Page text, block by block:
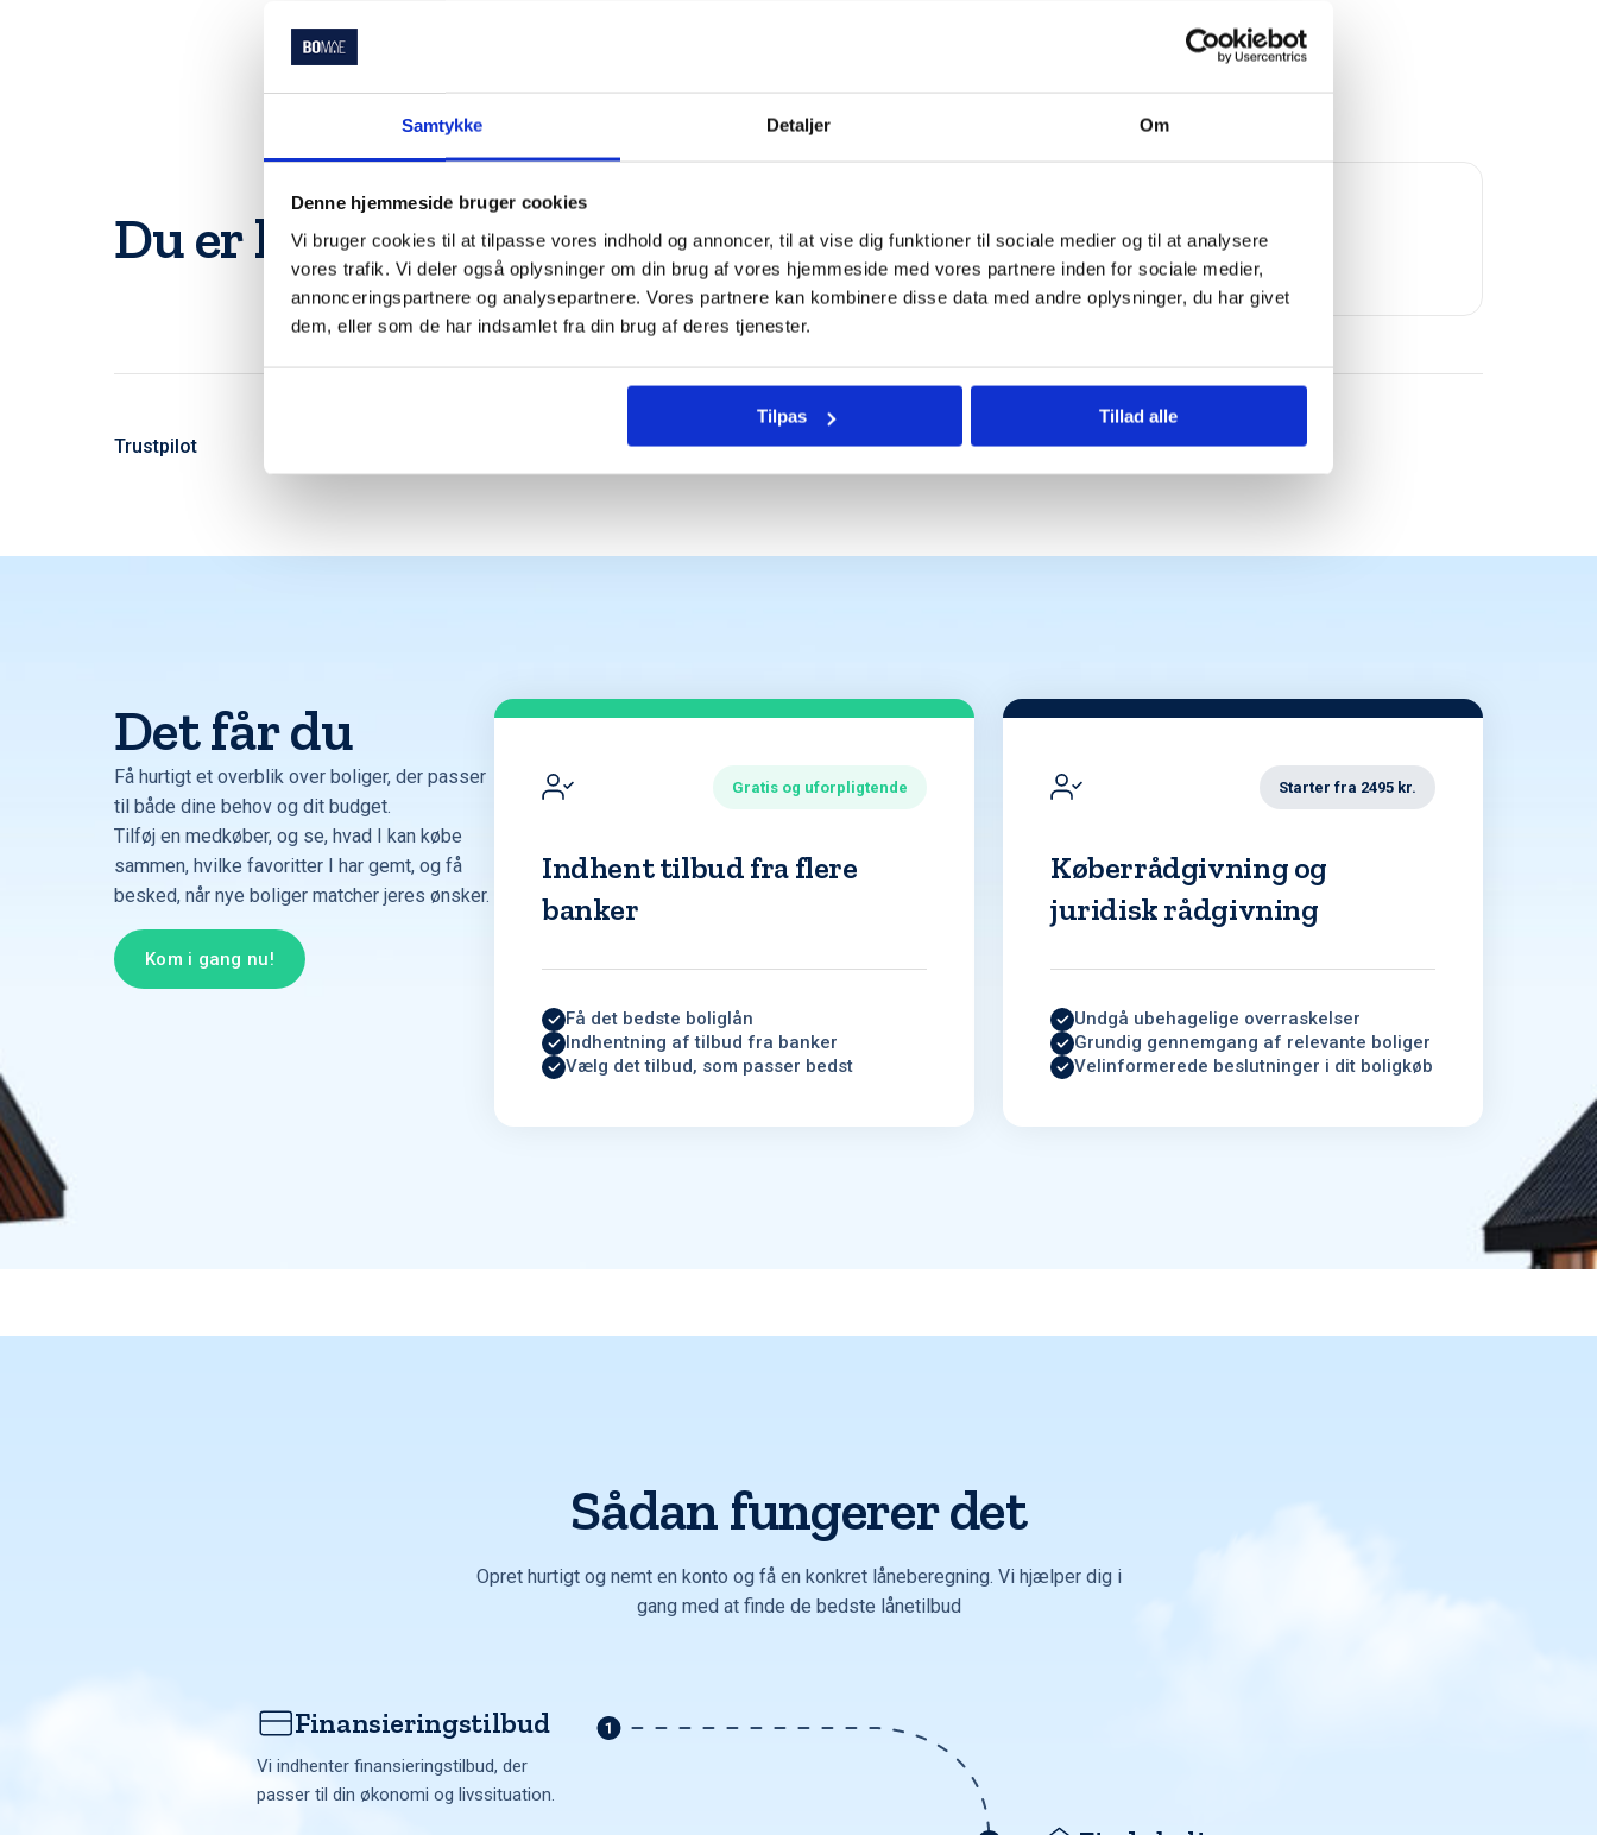
Samtykke Detaljer Om
Denne hjemmeside bruger cookies
Vi bruger cookies til at tilpasse vores indhold og annoncer, til at vise dig funktioner til sociale medier og til at analysere
vores trafik. Vi deler også oplysninger om din brug af vores hjemmeside med vores partnere inden for sociale medier,
annonceringspartnere og analysepartnere. Vores partnere kan kombinere disse data med andre oplysninger, du har givet
dem, eller som de har indsamlet fra din brug af deres tjenester.
Tilpas Tillad alle
Du er langt fra den eneste der bruger Bomae
Trustpilot
Det får du
Få hurtigt et overblik over boliger, der passer
til både dine behov og dit budget.
Tilføj en medkøber, og se, hvad I kan købe
sammen, hvilke favoritter I har gemt, og få
besked, når nye boliger matcher jeres ønsker.
Kom i gang nu!
Gratis og uforpligtende
Indhent tilbud fra flere
banker
Få det bedste boliglån
Indhentning af tilbud fra banker
Vælg det tilbud, som passer bedst
Starter fra 2495 kr.
Køberrådgivning og
juridisk rådgivning
Undgå ubehagelige overraskelser
Grundig gennemgang af relevante boliger
Velinformerede beslutninger i dit boligkøb
Sådan fungerer det
Opret hurtigt og nemt en konto og få en konkret låneberegning. Vi hjælper dig i
gang med at finde de bedste lånetilbud
Finansieringstilbud
Vi indhenter finansieringstilbud, der
passer til din økonomi og livssituation.